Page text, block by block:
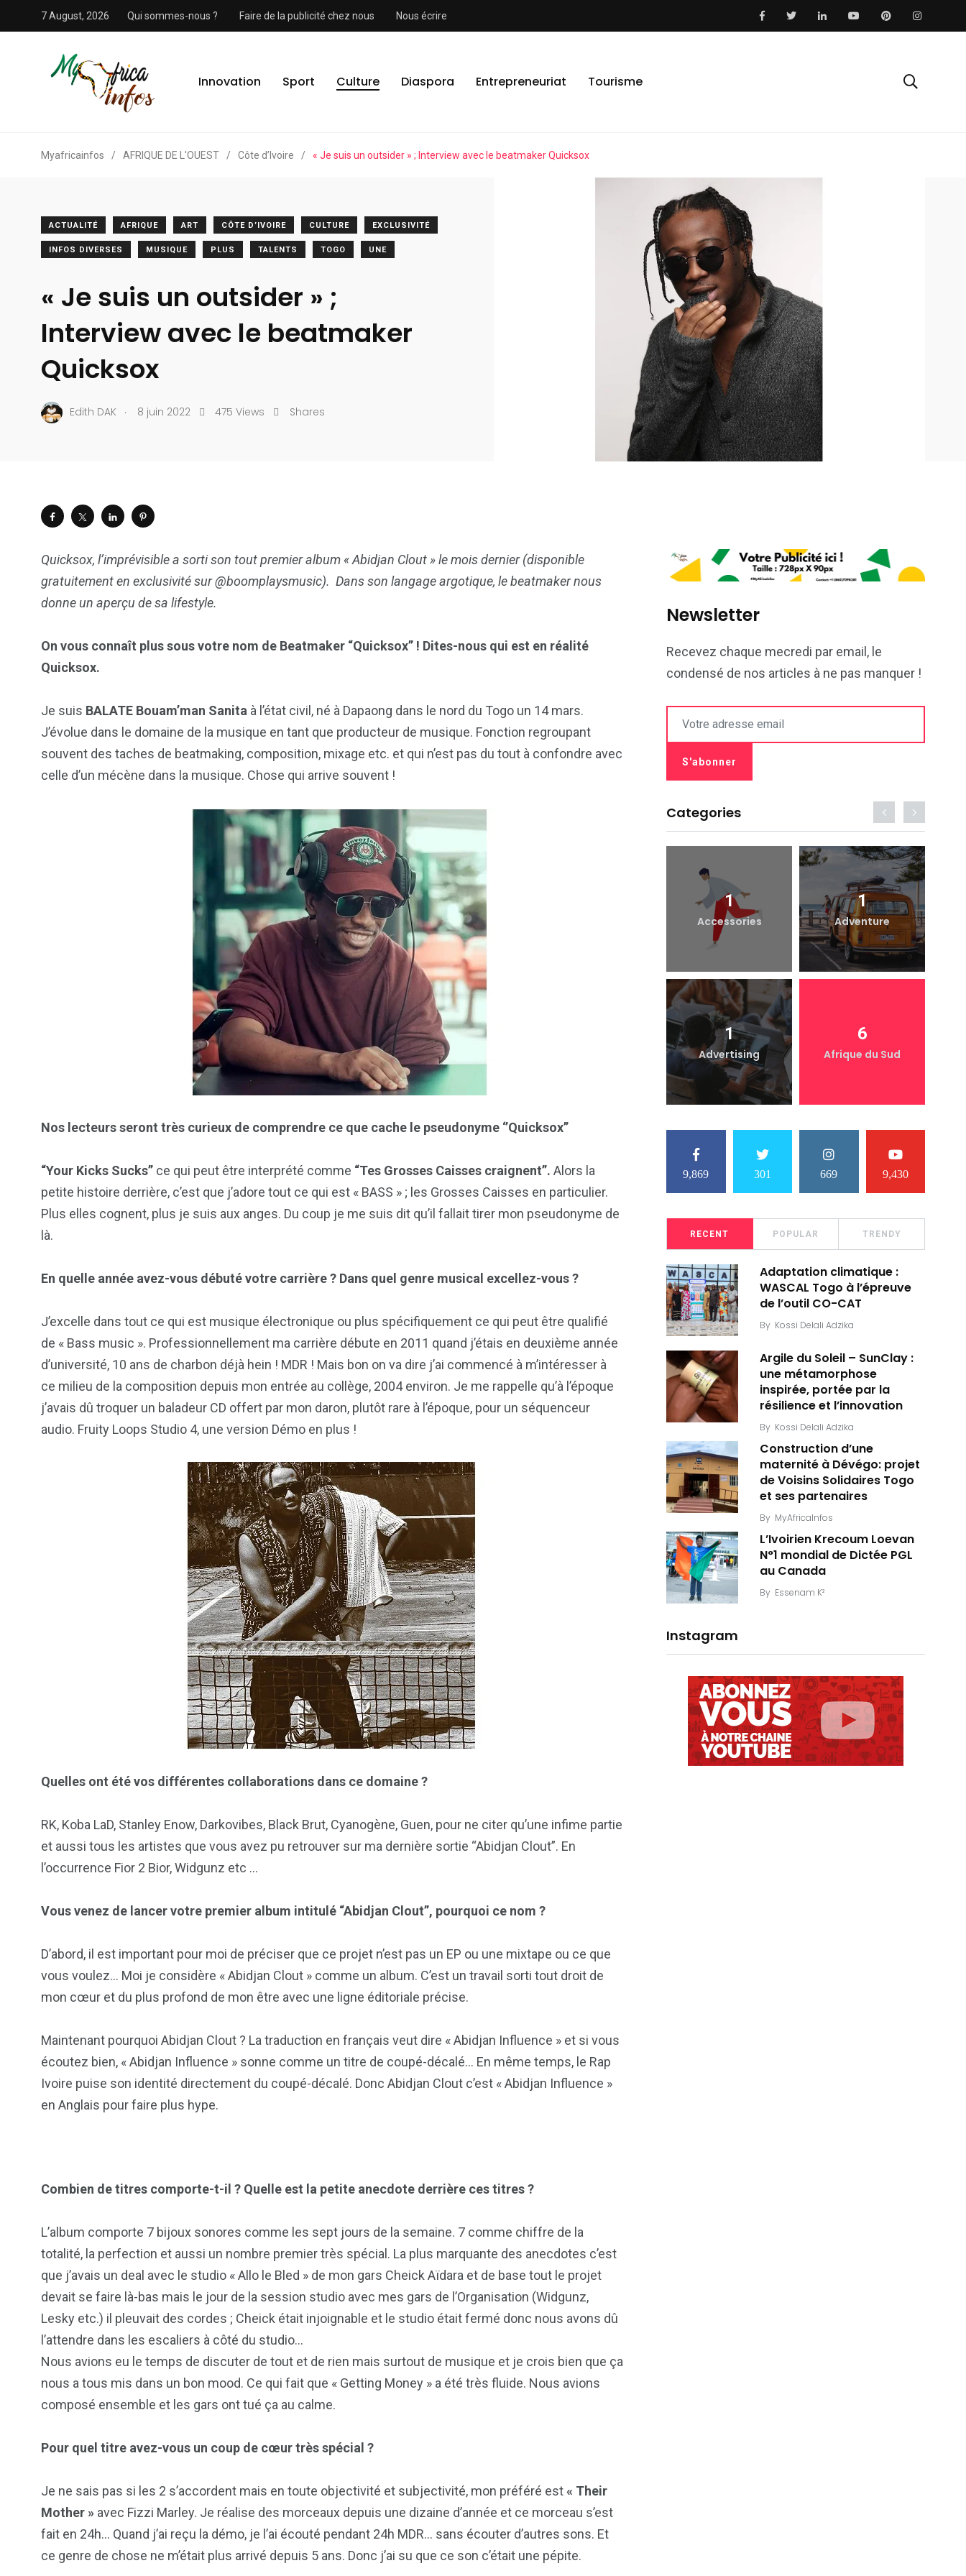
7 August, 2026 Qui sommes-nous ? Faire de la publicité chez nous Nous écrire
Innovation Sport Culture Diaspora Entrepreneuriat Tourisme
Myafricainfos / AFRIQUE DE L'OUEST / Côte d’Ivoire / « Je suis un outsider » ; Interview avec le beatmaker Quicksox
ACTUALITÉ AFRIQUE ART CÔTE D’IVOIRE CULTURE EXCLUSIVITÉ
INFOS DIVERSES MUSIQUE PLUS TALENTS TOGO UNE
« Je suis un outsider » ;
Interview avec le beatmaker
Quicksox
Edith DAK . 8 juin 2022 475 Views Shares
Quicksox, l’imprévisible a sorti son tout premier album « Abidjan Clout » le mois dernier (disponible
gratuitement en exclusivité sur @boomplaysmusic). Dans son langage argotique, le beatmaker nous
donne un aperçu de sa lifestyle.
On vous connaît plus sous votre nom de Beatmaker “Quicksox” ! Dites-nous qui est en réalité
Quicksox.
Je suis BALATE Bouam’man Sanita à l’état civil, né à Dapaong dans le nord du Togo un 14 mars.
J’évolue dans le domaine de la musique en tant que producteur de musique. Fonction regroupant
souvent des taches de beatmaking, composition, mixage etc. et qui n’est pas du tout à confondre avec
celle d’un mécène dans la musique. Chose qui arrive souvent !
Nos lecteurs seront très curieux de comprendre ce que cache le pseudonyme ‘’Quicksox’’
“Your Kicks Sucks” ce qui peut être interprété comme “Tes Grosses Caisses craignent”. Alors la
petite histoire derrière, c’est que j’adore tout ce qui est « BASS » ; les Grosses Caisses en particulier.
Plus elles cognent, plus je suis aux anges. Du coup je me suis dit qu’il fallait tirer mon pseudonyme de
là.
En quelle année avez-vous débuté votre carrière ? Dans quel genre musical excellez-vous ?
J’excelle dans tout ce qui est musique électronique ou plus spécifiquement ce qui peut être qualifié
de « Bass music ». Professionnellement ma carrière débute en 2011 quand j’étais en deuxième année
d’université, 10 ans de charbon déjà hein ! MDR ! Mais bon on va dire j’ai commencé à m’intéresser à
ce milieu de la composition depuis mon entrée au collège, 2004 environ. Je me rappelle qu’à l’époque
j’avais dû troquer un baladeur CD offert par mon daron, plutôt rare à l’époque, pour un séquenceur
audio. Fruity Loops Studio 4, une version Démo en plus !
Quelles ont été vos différentes collaborations dans ce domaine ?
RK, Koba LaD, Stanley Enow, Darkovibes, Black Brut, Cyanogène, Guen, pour ne citer qu’une infime partie
et aussi tous les artistes que vous avez pu retrouver sur ma dernière sortie “Abidjan Clout”. En
l’occurrence Fior 2 Bior, Widgunz etc …
Vous venez de lancer votre premier album intitulé “Abidjan Clout”, pourquoi ce nom ?
D’abord, il est important pour moi de préciser que ce projet n’est pas un EP ou une mixtape ou ce que
vous voulez… Moi je considère « Abidjan Clout » comme un album. C’est un travail sorti tout droit de
mon cœur et du plus profond de mon être avec une ligne éditoriale précise.
Maintenant pourquoi Abidjan Clout ? La traduction en français veut dire « Abidjan Influence » et si vous
écoutez bien, « Abidjan Influence » sonne comme un titre de coupé-décalé… En même temps, le Rap
Ivoire puise son identité directement du coupé-décalé. Donc Abidjan Clout c’est « Abidjan Influence »
en Anglais pour faire plus hype.
Combien de titres comporte-t-il ? Quelle est la petite anecdote derrière ces titres ?
L’album comporte 7 bijoux sonores comme les sept jours de la semaine. 7 comme chiffre de la
totalité, la perfection et aussi un nombre premier très spécial. La plus marquante des anecdotes c’est
que j’avais un deal avec le studio « Allo le Bled » de mon gars Cheick Aïdara et de base tout le projet
devait se faire là-bas mais le jour de la session studio avec mes gars de l’Organisation (Widgunz,
Lesky etc.) il pleuvait des cordes ; Cheick était injoignable et le studio était fermé donc nous avons dû
l’attendre dans les escaliers à côté du studio…
Nous avions eu le temps de discuter de tout et de rien mais surtout de musique et je crois bien que ça
nous a tous mis dans un bon mood. Ce qui fait que « Getting Money » a été très fluide. Nous avions
composé ensemble et les gars ont tué ça au calme.
Pour quel titre avez-vous un coup de cœur très spécial ?
Je ne sais pas si les 2 s’accordent mais en toute objectivité et subjectivité, mon préféré est« Their
Mother » avec Fizzi Marley. Je réalise des morceaux depuis une dizaine d’année et ce morceau s’est
fait en 24h… Quand j’ai reçu la démo, je l’ai écouté pendant 24h MDR… sans écouter d’autres sons. Et
ce genre de chose ne m’était plus arrivé depuis 5 ans. Donc j’ai su que ce son c’était une pépite.
Newsletter
Recevez chaque mecredi par email, le
condensé de nos articles à ne pas manquer !
Categories
1
Wedding
1
Weekend Break
1
Yomadic
7
Zimbabwe
1
Accessories
1
Adventure
1
Advertising
6
Afrique du Sud
9,869 301 669 9,430
RECENT POPULAR TRENDY
Adaptation climatique :
WASCAL Togo à l’épreuve
de l’outil CO-CAT
By Kossi Delali Adzika
Argile du Soleil – SunClay :
une métamorphose
inspirée, portée par la
résilience et l’innovation
By Kossi Delali Adzika
Construction d’une
maternité à Dévégo: projet
de Voisins Solidaires Togo
et ses partenaires
By MyAfricaInfos
L’Ivoirien Krecoum Loevan
N°1 mondial de Dictée PGL
au Canada
By Essenam K²
Instagram